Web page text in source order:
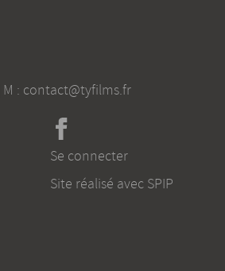
| M : contact@tyfilms.fr
Se connecter
Site réalisé avec SPIP